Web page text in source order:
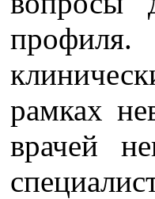
рамках
врачей